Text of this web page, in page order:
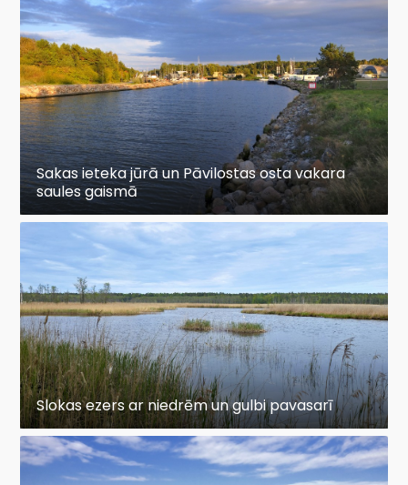
Sakas ieteka jūrā un Pāvilostas osta vakara
saules gaismā
Slokas ezers ar niedrēm un gulbi pavasarī